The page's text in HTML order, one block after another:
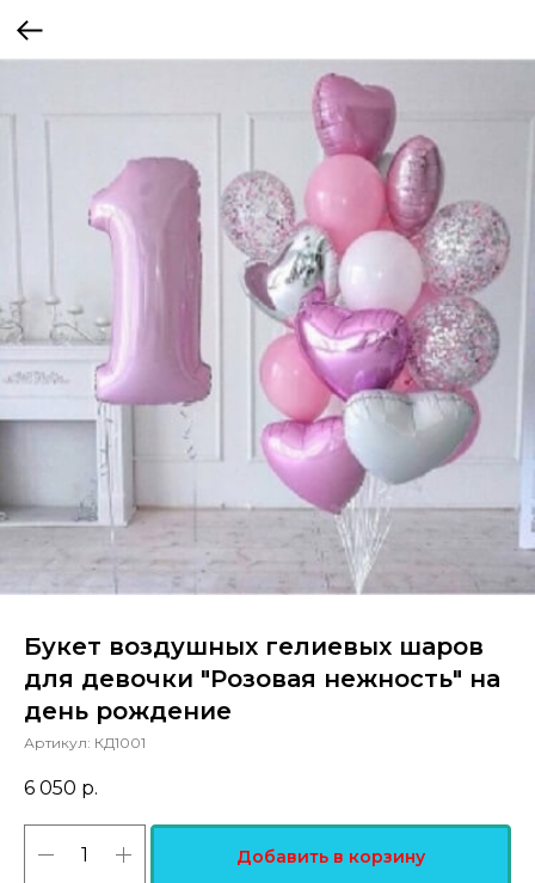
Букет воздушных гелиевых шаров
для девочки "Розовая нежность" на
день рождение
Артикул: КД1001
6 050 р.
Добавить в корзину